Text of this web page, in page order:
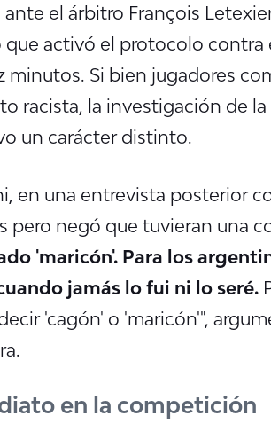
el árbitro François
que activó el protocolo contra
minutos. Si bien jugadores
racista, la investigación de
un carácter distinto.
en una entrevista posterior
pero negó que tuvieran una
'maricón'. Para los
jamás lo fui ni lo seré.
'cagón' o 'maricón'",
en la competición